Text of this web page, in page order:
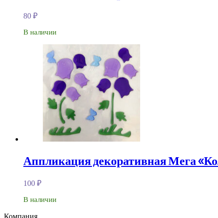
80 ₽
В наличии
Аппликация декоративная Мега
100 ₽
В наличии